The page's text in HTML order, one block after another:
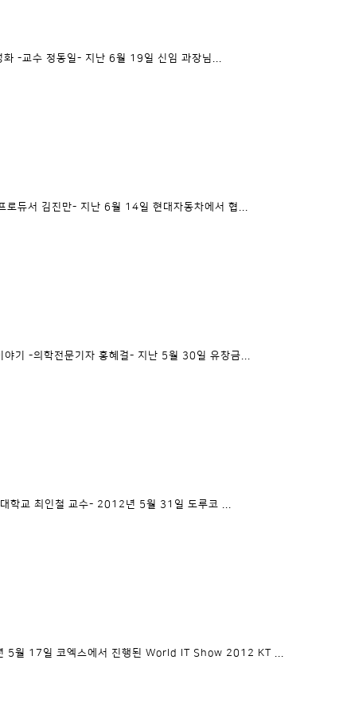
-교수 정동일- 지난 6월 19일 신임 과장님...
듀서 김진만- 지난 6월 14일 현대자동차에서 협...
기 -의학전문기자 홍혜걸- 지난 5월 30일 유창금...
교 최인철 교수- 2012년 5월 31일 도루코 ...
월 17일 코엑스에서 진행된 World IT Show 2012 KT ...